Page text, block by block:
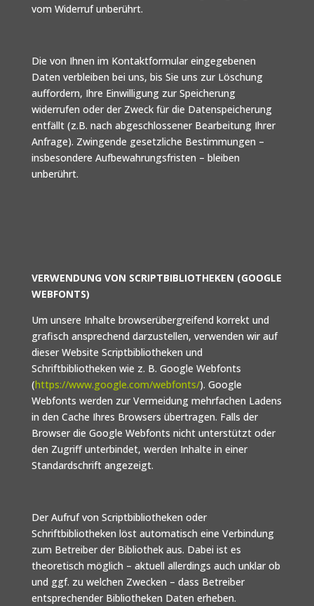
vom Widerruf unberührt.
Die von Ihnen im Kontaktformular eingegebenen
Daten verbleiben bei uns, bis Sie uns zur Löschung
auffordern, Ihre Einwilligung zur Speicherung
widerrufen oder der Zweck für die Datenspeicherung
entfällt (z.B. nach abgeschlossener Bearbeitung Ihrer
Anfrage). Zwingende gesetzliche Bestimmungen –
insbesondere Aufbewahrungsfristen – bleiben
unberührt.
VERWENDUNG VON SCRIPTBIBLIOTHEKEN (GOOGLE
WEBFONTS)
Um unsere Inhalte browserübergreifend korrekt und
grafisch ansprechend darzustellen, verwenden wir auf
dieser Website Scriptbibliotheken und
Schriftbibliotheken wie z. B. Google Webfonts
(https://www.google.com/webfonts/). Google
Webfonts werden zur Vermeidung mehrfachen Ladens
in den Cache Ihres Browsers übertragen. Falls der
Browser die Google Webfonts nicht unterstützt oder
den Zugriff unterbindet, werden Inhalte in einer
Standardschrift angezeigt.
Der Aufruf von Scriptbibliotheken oder
Schriftbibliotheken löst automatisch eine Verbindung
zum Betreiber der Bibliothek aus. Dabei ist es
theoretisch möglich – aktuell allerdings auch unklar ob
und ggf. zu welchen Zwecken – dass Betreiber
entsprechender Bibliotheken Daten erheben.